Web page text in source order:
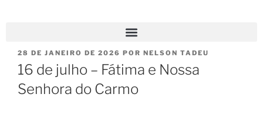
28 DE JANEIRO DE 2026 POR NELSON TADEU
16 de julho – Fátima e Nossa
Senhora do Carmo